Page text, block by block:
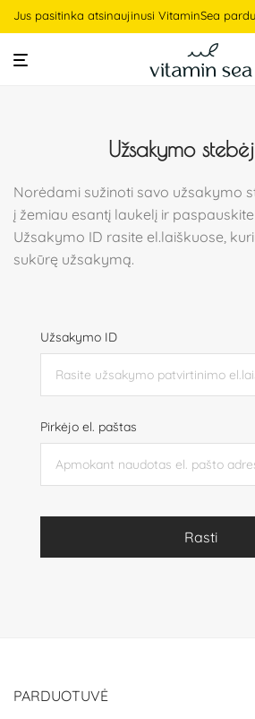
Jus pasitinka atsinaujinusi VitaminSea
Užsakymo
Norėdami sužinoti savo užsakymo
į žemiau esantį laukelį ir
Užsakymo ID rasite el.laiškuose,
sukūrę užsakymą.
Užsakymo ID
Pirkėjo el. paštas
Rasti
PARDUOTUVĖ